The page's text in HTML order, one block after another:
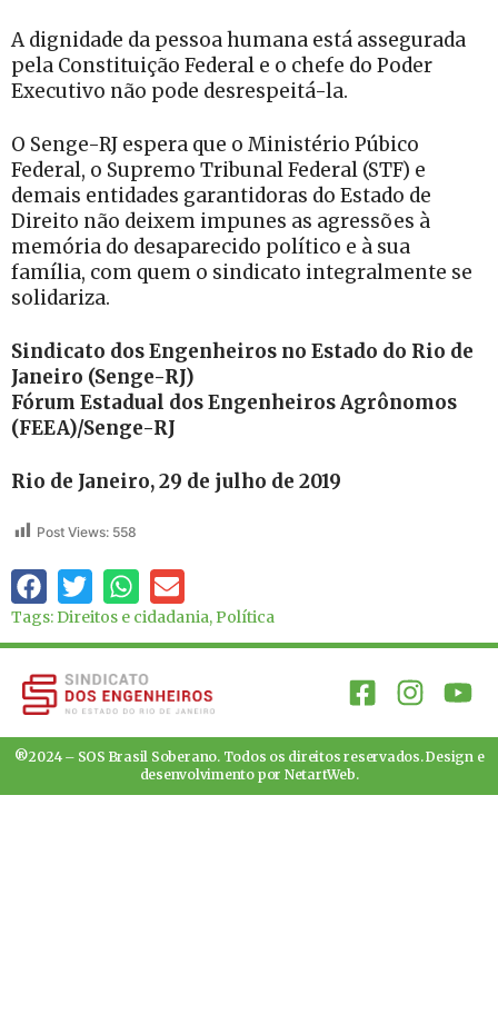
A dignidade da pessoa humana está assegurada
pela Constituição Federal e o chefe do Poder
Executivo não pode desrespeitá-la.
O Senge-RJ espera que o Ministério Púbico
Federal, o Supremo Tribunal Federal (STF) e
demais entidades garantidoras do Estado de
Direito não deixem impunes as agressões à
memória do desaparecido político e à sua
família, com quem o sindicato integralmente se
solidariza.
Sindicato dos Engenheiros no Estado do Rio de
Janeiro (Senge-RJ)
Fórum Estadual dos Engenheiros Agrônomos
(FEEA)/Senge-RJ
Rio de Janeiro, 29 de julho de 2019
Post Views: 558
Tags:Direitos e cidadania,Política
®2024 – SOS Brasil Soberano. Todos os direitos reservados. Design e
desenvolvimento por NetartWeb.